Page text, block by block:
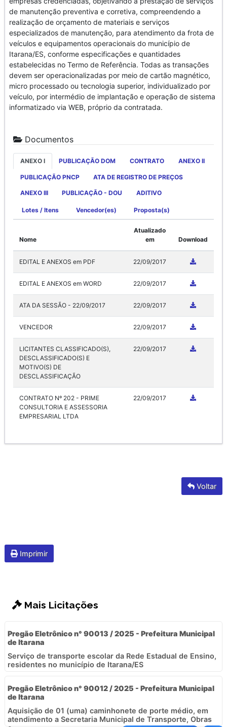
de manutenção preventiva e corretiva, compreendendo a
realização de orçamento de materiais e serviços
especializados de manutenção, para atendimento da frota de
veículos e equipamentos operacionais do município de
Itarana/ES, conforme especificações e quantidades
estabelecidas no Termo de Referência. Todas as transações
devem ser operacionalizadas por meio de cartão magnético,
micro processado ou tecnologia superior, individualizado por
veículo, por intermédio de implantação e operação de sistema
informatizado via WEB, próprio da contratada.
Documentos
ANEXO I PUBLICAÇÃO DOM CONTRATO ANEXO II
PUBLICAÇÃO PNCP ATA DE REGISTRO DE PREÇOS
ANEXO III PUBLICAÇÃO - DOU ADITIVO
Lotes / Itens Vencedor(es) Proposta(s)
Nome
Atualizado
em
Download
EDITAL E ANEXOS em PDF 22/09/2017
EDITAL E ANEXOS em WORD 22/09/2017
ATA DA SESSÃO - 22/09/2017 22/09/2017
VENCEDOR 22/09/2017
LICITANTES CLASSIFICADO(S),
DESCLASSIFICADO(S) E
MOTIVO(S) DE
DESCLASSIFICAÇÃO
22/09/2017
CONTRATO Nº 202 - PRIME
CONSULTORIA E ASSESSORIA
EMPRESARIAL LTDA
22/09/2017
Voltar
Imprimir
Mais Licitações
Pregão Eletrônico n° 90013 / 2025 - Prefeitura Municipal
de Itarana
Serviço de transporte escolar da Rede Estadual de Ensino,
residentes no município de Itarana/ES
Pregão Eletrônico n° 90012 / 2025 - Prefeitura Municipal
de Itarana
Aquisição de 01 (uma) caminhonete de porte médio, em
atendimento a Secretaria Municipal de Transporte, Obras